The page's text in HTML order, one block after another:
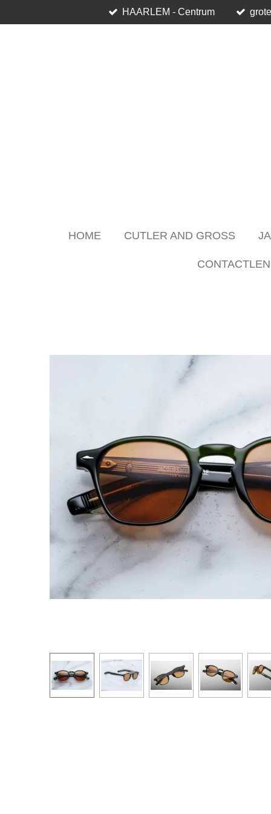
to
HAARLEM - Centrum
HOME CUTLER AND GROSS